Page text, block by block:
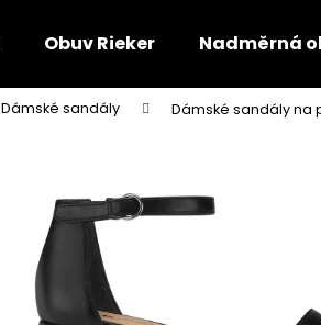
Obuv Rieker Nadměrná
Dámské sandály Dámské sandály na
Co potřebujete najít?
Doporučujeme